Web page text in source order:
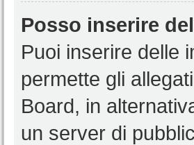
Posso inserire
Puoi inserire delle
permette gli
Board, in
un server di